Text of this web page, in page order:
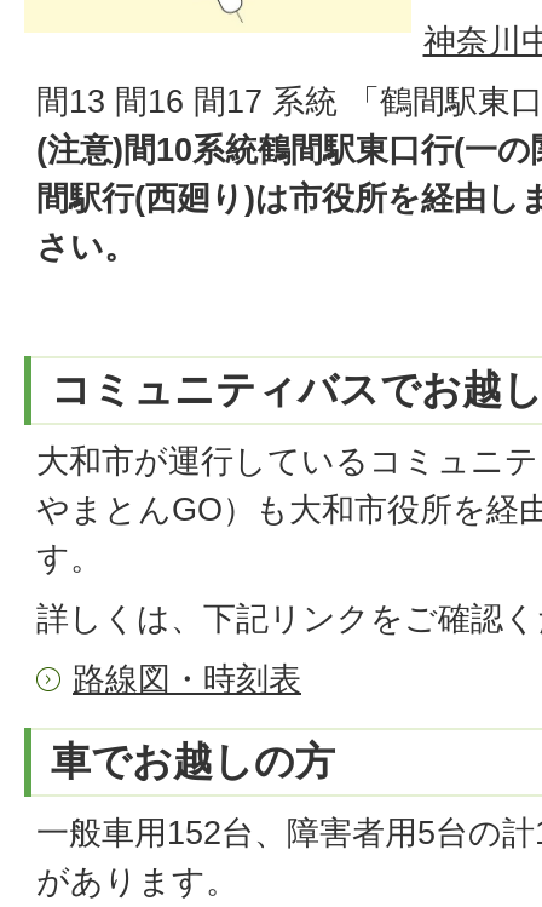
神奈川
間13 間16 間17 系統 「鶴間駅東
(注意)間10系統鶴間駅東口行(一
間駅行(西廻り)は市役所を経由し
さい。
コミュニティバスでお越
大和市が運行しているコミュニ
やまとんGO）も大和市役所を経
す。
詳しくは、下記リンクをご確認
路線図・時刻表
車でお越しの方
一般車用152台、障害者用5台の
があります。